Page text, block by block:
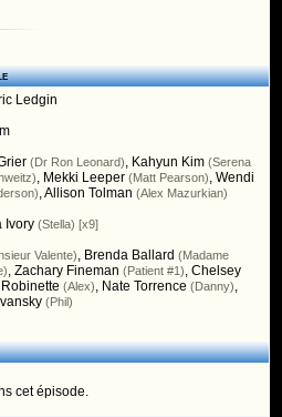
Ledgin
(Dr Ron Leonard), Kahyun Kim (Serena
, Mekki Leeper (Matt Pearson),Wendi
,Allison Tolman (Alex Mazurkian)
Ivory (Stella) [x9]
Valente), Brenda Ballard (Madame
,Zachary Fineman (Patient #1),Chelsey
(Alex), Nate Torrence (Danny),
(Phil)
cet épisode.